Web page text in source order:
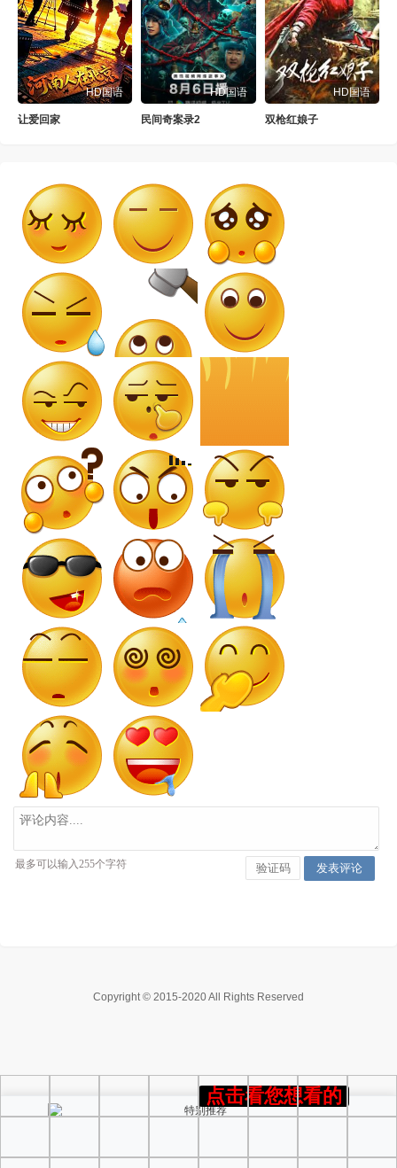
HD国语
让爱回家
HD国语
民间奇案录2
HD国语
双枪红娘子
Copyright © 2015-2020 All Rights Reserved
点击看您想看的